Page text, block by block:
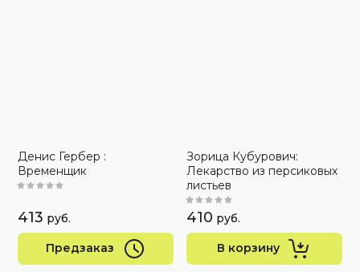
Денис Гербер :
Временщик
413 руб.
Предзаказ
Зорица Кубурович:
Лекарство из персиковых
листьев
410 руб.
В корзину